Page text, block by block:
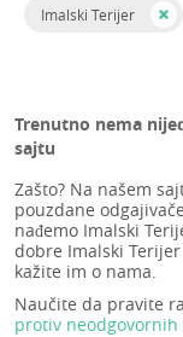
Imalski Terijer
Trenutno nema
sajtu
Zašto? Na našem
pouzdane
nađemo Imalski
dobre Imalski
kažite im o nama.
Naučite da pravite
protiv neodgovornih